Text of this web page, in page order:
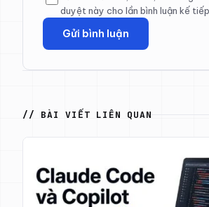
duyệt này cho lần bình luận kế
// BÀI VIẾT LIÊN QUAN